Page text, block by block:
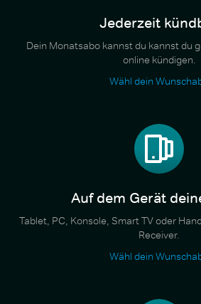
Jederzeit
Dein Monatsabo kannst du kannst du
online kündigen.
Wähl dein
Auf dem Gerät
Tablet, PC, Konsole, Smart TV oder
Receiver.
Wähl dein